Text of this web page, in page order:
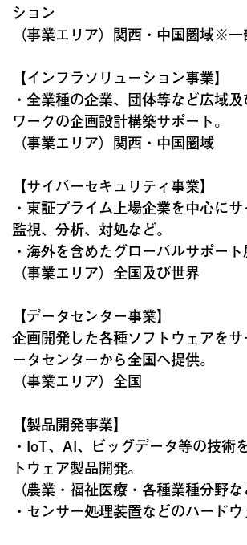
ション
（事業エリア）関西・中国圏域※
【インフラソリューション事業】
・全業種の企業、団体等など広域
ワークの企画設計構築サポート。
（事業エリア）関西・中国圏域
【サイバーセキュリティ事業】
・東証プライム上場企業を中心に
監視、分析、対処など。
・海外を含めたグローバルサポー
（事業エリア）全国及び世界
【データセンター事業】
企画開発した各種ソフトウェアを
ータセンターから全国へ提供。
（事業エリア）全国
【製品開発事業】
・IoT、AI、ビッグデータ等の技術
トウェア製品開発。
（農業・福祉医療・各種業種分野な
・センサー処理装置などのハードウ